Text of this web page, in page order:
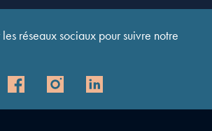
réseaux sociaux pour suivre notre